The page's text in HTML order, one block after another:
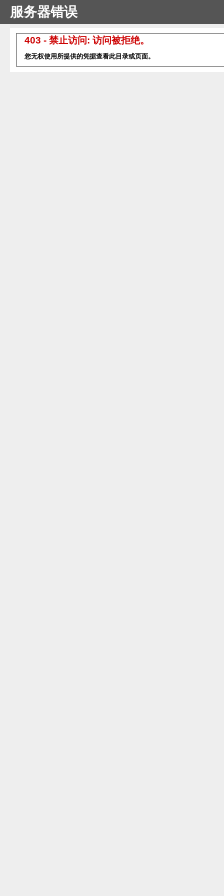
服务器错误
403 - 禁止访问: 访问被拒绝。
您无权使用所提供的凭据查看此目录或页面。